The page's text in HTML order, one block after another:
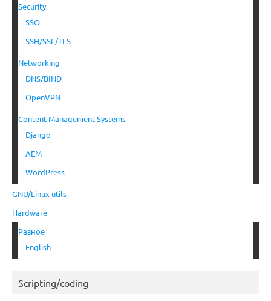
Security
SSO
SSH/SSL/TLS
Networking
DNS/BIND
OpenVPN
Content Management Systems
Django
AEM
WordPress
GNU/Linux utils
Hardware
Разное
English
Scripting/coding